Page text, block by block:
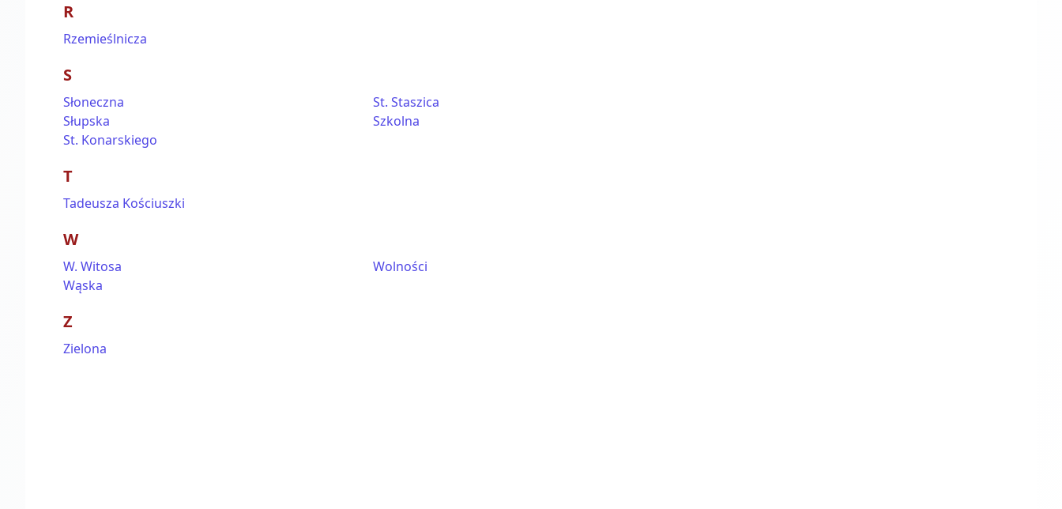
R
Rzemieślnicza
S
Słoneczna
Słupska
St. Konarskiego
St. Staszica
Szkolna
T
Tadeusza Kościuszki
W
W. Witosa
Wąska
Wolności
Z
Zielona